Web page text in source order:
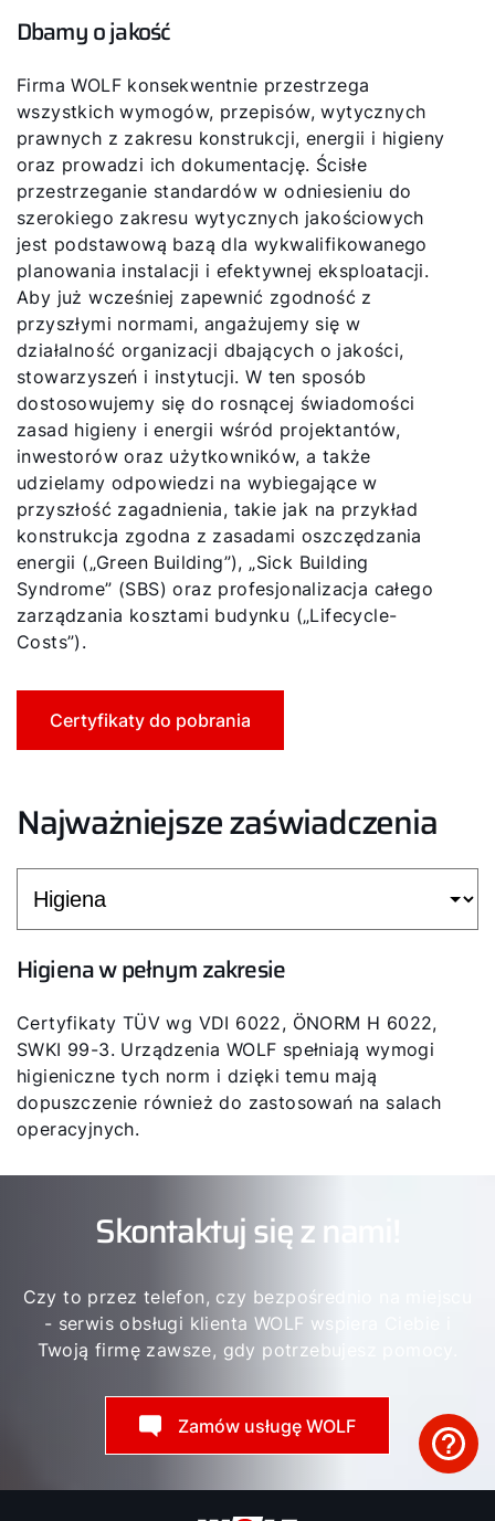
Dbamy o jakość
Firma WOLF konsekwentnie przestrzega
wszystkich wymogów, przepisów, wytycznych
prawnych z zakresu konstrukcji, energii i higieny
oraz prowadzi ich dokumentację. Ścisłe
przestrzeganie standardów w odniesieniu do
szerokiego zakresu wytycznych jakościowych
jest podstawową bazą dla wykwalifikowanego
planowania instalacji i efektywnej eksploatacji.
Aby już wcześniej zapewnić zgodność z
przyszłymi normami, angażujemy się w
działalność organizacji dbających o jakości,
stowarzyszeń i instytucji. W ten sposób
dostosowujemy się do rosnącej świadomości
zasad higieny i energii wśród projektantów,
inwestorów oraz użytkowników, a także
udzielamy odpowiedzi na wybiegające w
przyszłość zagadnienia, takie jak na przykład
konstrukcja zgodna z zasadami oszczędzania
energii („Green Building”), „Sick Building
Syndrome” (SBS) oraz profesjonalizacja całego
zarządzania kosztami budynku („Lifecycle-
Costs”).
Certyfikaty do pobrania
Najważniejsze zaświadczenia
Higiena w pełnym zakresie
Certyfikaty TÜV wg VDI 6022, ÖNORM H 6022,
SWKI 99-3. Urządzenia WOLF spełniają wymogi
higieniczne tych norm i dzięki temu mają
dopuszczenie również do zastosowań na salach
operacyjnych.
Skontaktuj się z nami!
Czy to przez telefon, czy bezpośrednio na miejscu
- serwis obsługi klienta WOLF wspiera Ciebie i
Twoją firmę zawsze, gdy potrzebujesz pomocy.
Zamów usługę WOLF